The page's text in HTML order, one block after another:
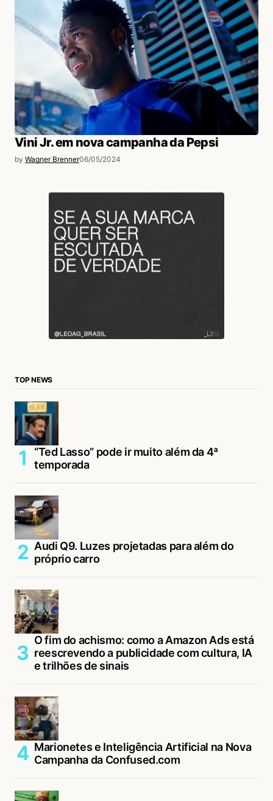
Vini Jr. em nova campanha da Pepsi
by Wagner Brenner06/05/2024
TOP NEWS
“Ted Lasso” pode ir muito além da 4ª
temporada
Audi Q9. Luzes projetadas para além do
próprio carro
O fim do achismo: como a Amazon Ads está
reescrevendo a publicidade com cultura, IA
e trilhões de sinais
Marionetes e Inteligência Artificial na Nova
Campanha da Confused.com